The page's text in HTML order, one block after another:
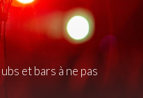
et bars à ne pas